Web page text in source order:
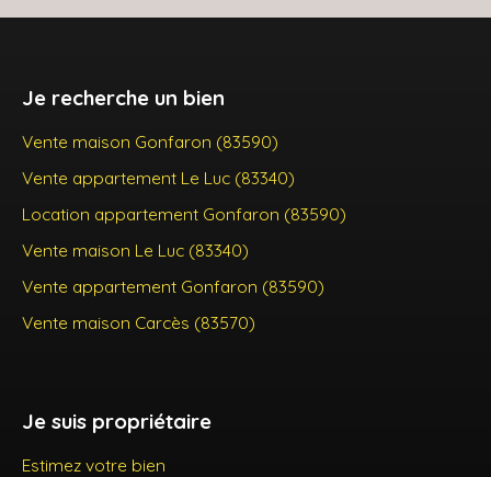
Je recherche un bien
Vente maison Gonfaron (83590)
Vente appartement Le Luc (83340)
Location appartement Gonfaron (83590)
Vente maison Le Luc (83340)
Vente appartement Gonfaron (83590)
Vente maison Carcès (83570)
Je suis propriétaire
Estimez votre bien